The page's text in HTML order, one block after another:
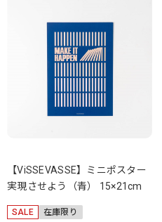
【ViSSEVASSE】ミニポスター
実現させよう（青） 15×21cm
SALE 在庫限り